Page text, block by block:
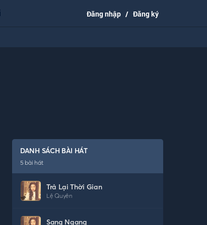
Đăng nhập / Đăng ký
DANH SÁCH BÀI HÁT
5 bài hát
Trả Lại Thời Gian
Lệ Quyên
Sang Ngang